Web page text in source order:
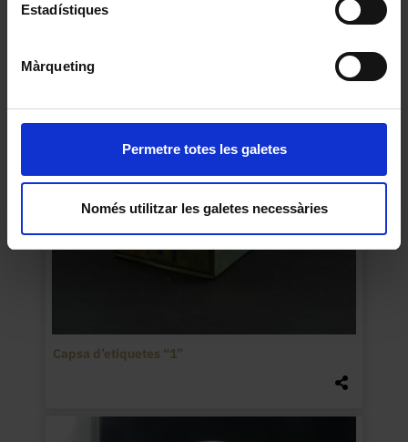
Estadístiques
Màrqueting
Permetre totes les galetes
Només utilitzar les galetes necessàries
1511
Capsa d’etiquetes “1”